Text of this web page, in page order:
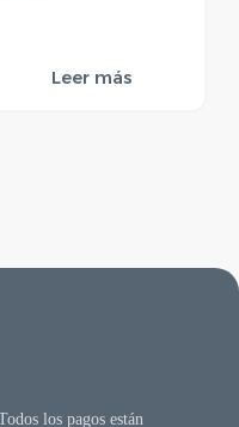
Leer más
los pagos están